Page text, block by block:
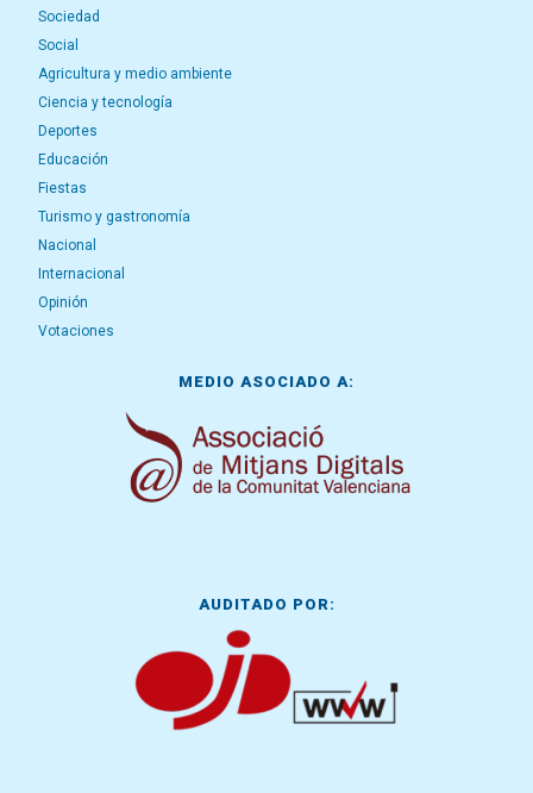
Sociedad
Social
Agricultura y medio ambiente
Ciencia y tecnología
Deportes
Educación
Fiestas
Turismo y gastronomía
Nacional
Internacional
Opinión
Votaciones
MEDIO ASOCIADO A:
AUDITADO POR: